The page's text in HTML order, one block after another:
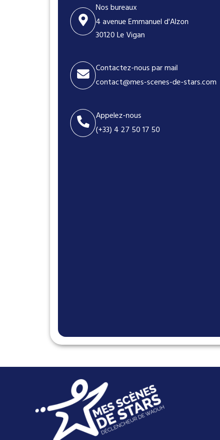
Nos bureaux
4 avenue Emmanuel d'Alzon
30120 Le Vigan
Contactez-nous par mail
contact@mes-scenes-de-stars.com
Appelez-nous
(+33) 4 27 50 17 50